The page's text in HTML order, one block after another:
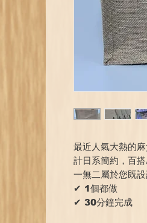
最近人氣大熱的
計日系簡約，百
一無二屬於您既設
✔ 1個都做
✔ 30分鐘完成